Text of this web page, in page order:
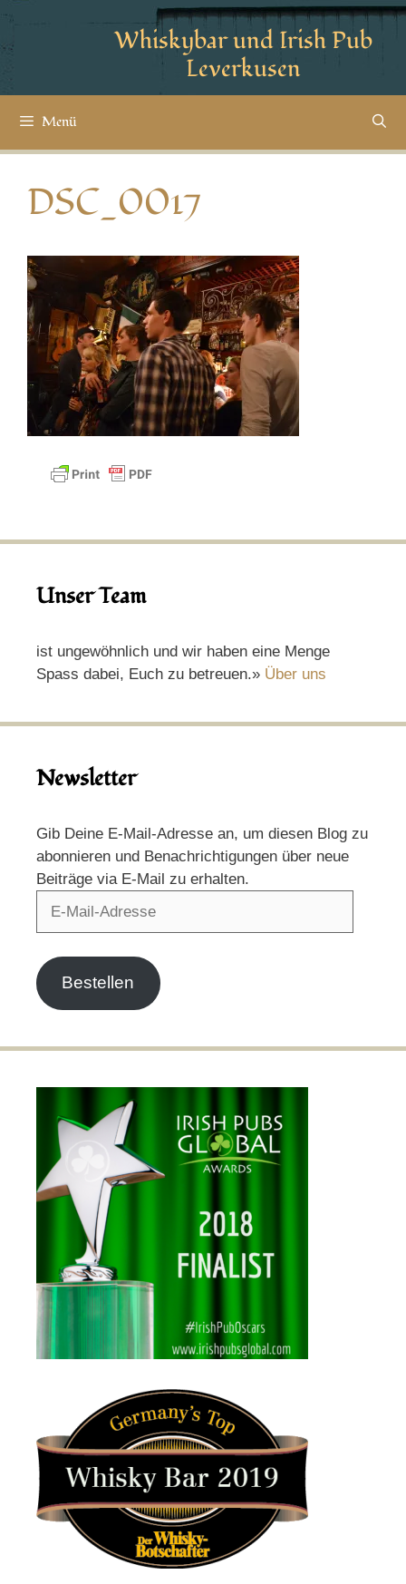
Whiskybar und Irish Pub
Leverkusen
Menü
DSC_0017
Unser Team
ist ungewöhnlich und wir haben eine Menge
Spass dabei, Euch zu betreuen.» Über uns
Newsletter
Gib Deine E-Mail-Adresse an, um diesen Blog zu
abonnieren und Benachrichtigungen über neue
Beiträge via E-Mail zu erhalten.
Bestellen